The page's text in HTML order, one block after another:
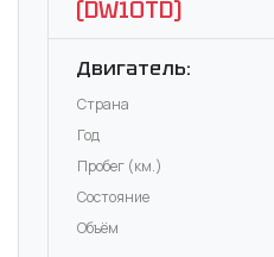
(DW10TD)
Двигатель:
Страна
Год
Пробег (км.)
Состояние
Объём